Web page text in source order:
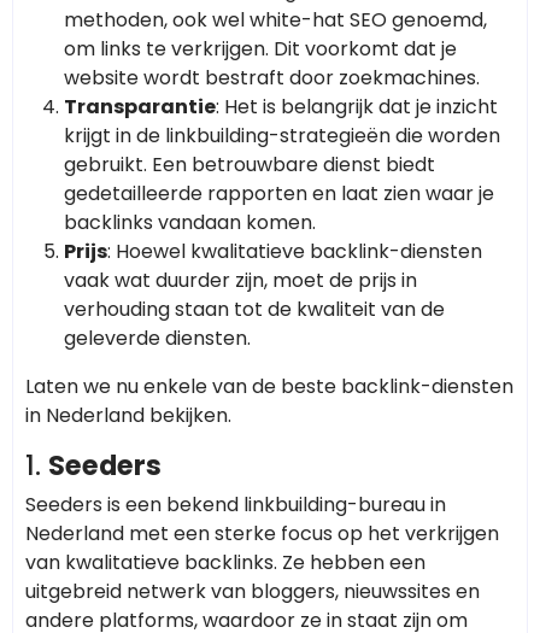
methoden, ook wel white-hat SEO genoemd,
om links te verkrijgen. Dit voorkomt dat je
website wordt bestraft door zoekmachines.
Transparantie: Het is belangrijk dat je inzicht
krijgt in de linkbuilding-strategieën die worden
gebruikt. Een betrouwbare dienst biedt
gedetailleerde rapporten en laat zien waar je
backlinks vandaan komen.
Prijs: Hoewel kwalitatieve backlink-diensten
vaak wat duurder zijn, moet de prijs in
verhouding staan tot de kwaliteit van de
geleverde diensten.
Laten we nu enkele van de beste backlink-diensten
in Nederland bekijken.
1. Seeders
Seeders is een bekend linkbuilding-bureau in
Nederland met een sterke focus op het verkrijgen
van kwalitatieve backlinks. Ze hebben een
uitgebreid netwerk van bloggers, nieuwssites en
andere platforms, waardoor ze in staat zijn om